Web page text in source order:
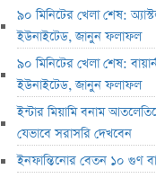
৯০ মিনিটের খেলা শেষ:
ইউনাইটেড, জানুন ফলাফল
৯০ মিনিটের খেলা শেষ:
ইউনাইটেড, জানুন ফলাফল
ইন্টার মিয়ামি বনাম
যেভাবে সরাসরি দেখবেন
ইনফান্তিনোর বেতন ১০ গুণ